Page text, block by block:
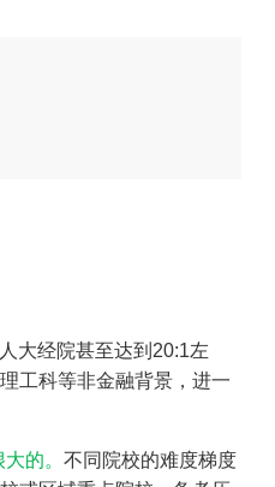
大经院甚至达到20:1左
工科等非金融背景，进一
的。 不同院校的难度梯度